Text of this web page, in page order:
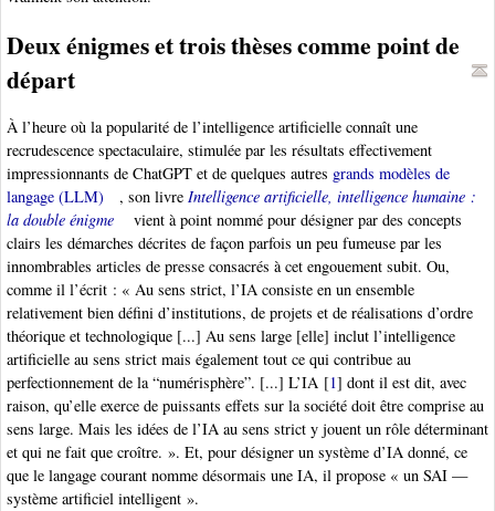
Deux énigmes et trois thèses comme point de
départ
À l’heure où la popularité de l’intelligence artificielle connaît une
recrudescence spectaculaire, stimulée par les résultats effectivement
impressionnants de ChatGPT et de quelques autres grands modèles de
langage (LLM)
, son livre Intelligence artificielle, intelligence humaine :
la double énigme
vient à point nommé pour désigner par des concepts
clairs les démarches décrites de façon parfois un peu fumeuse par les
innombrables articles de presse consacrés à cet engouement subit. Ou,
comme il l’écrit : « Au sens strict, l’IA consiste en un ensemble
relativement bien défini d’institutions, de projets et de réalisations d’ordre
théorique et technologique [...] Au sens large [elle] inclut l’intelligence
artificielle au sens strict mais également tout ce qui contribue au
perfectionnement de la “numérisphère”. [...] L’IA [1] dont il est dit, avec
raison, qu’elle exerce de puissants effets sur la société doit être comprise au
sens large. Mais les idées de l’IA au sens strict y jouent un rôle déterminant
et qui ne fait que croître. ». Et, pour désigner un système d’IA donné, ce
que le langage courant nomme désormais une IA, il propose « un SAI —
système artificiel intelligent ».